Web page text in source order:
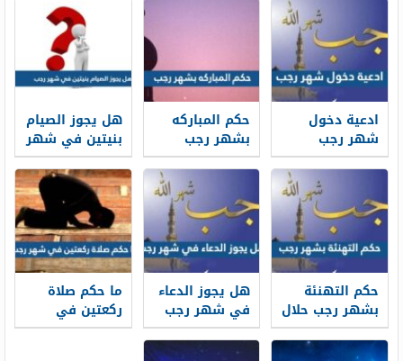
ادعية دخول
شهر رجب
مكتوبة كاملة
1447
حكم المباركه
بشهر رجب
وحكم صيام
شهر رجب كاملا
هل يجوز الصيام
بنيتين في شهر
رجب
حكم التهنئة
بشهر رجب حلال
ام حرام
هل يجوز الدعاء
في شهر رجب
ما حكم صلاة
ركعتين في
شهر رجب